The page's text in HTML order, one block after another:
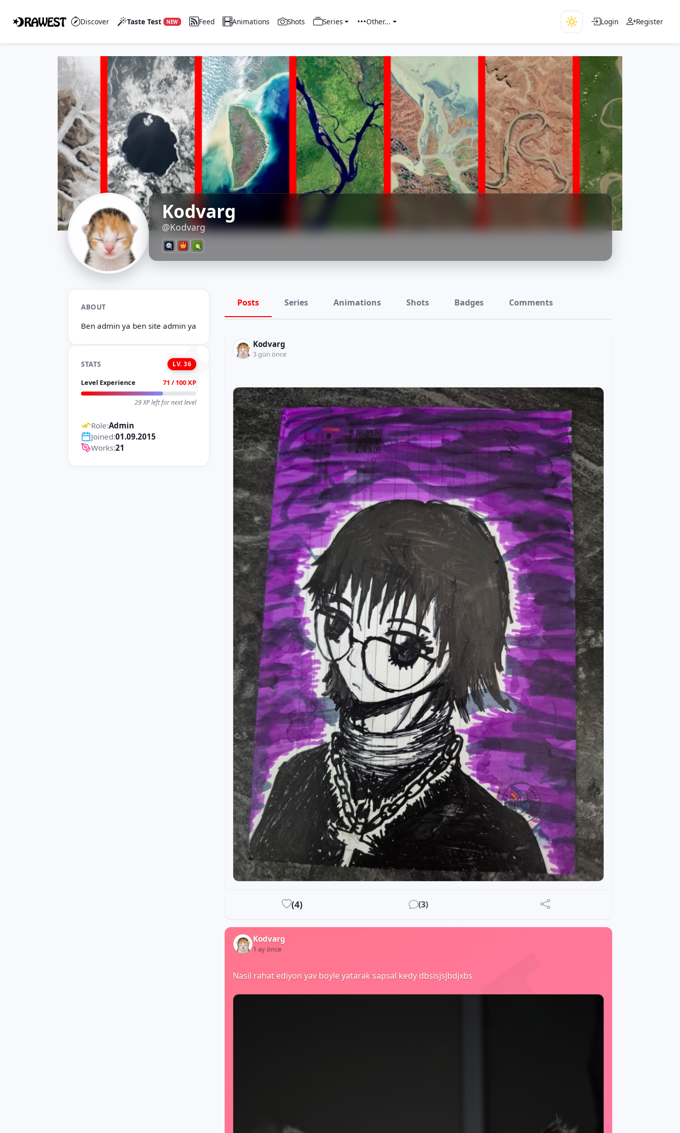
Discover Taste Test NEW Feed Animations Shots Series Other... Login Register
Kodvarg
@Kodvarg
ABOUT
Ben admin ya ben site admin ya
STATS LV. 36
Level Experience 71 / 100 XP
29 XP left for next level
Role:Admin
Joined:01.09.2015
Works:21
Posts Series Animations Shots Badges Comments
Kodvarg
3 gün önce
(4) (3)
Kodvarg
1 ay önce
Nasil rahat ediyon yav boyle yatarak sapsal kedy dbsisjsjbdjxbs